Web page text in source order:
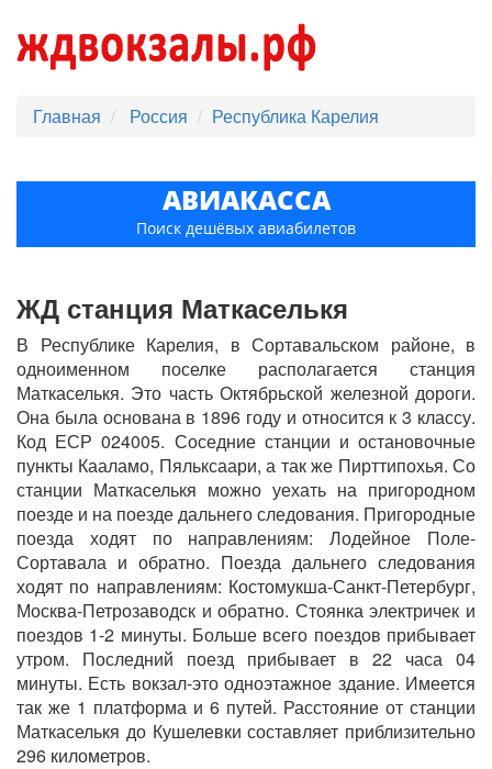
Главная Россия Республика Карелия
АВИАКАССА
Поиск дешёвых авиабилетов
ЖД станция Маткаселькя
В Республике Карелия, в Сортавальском районе, в
одноименном поселке располагается станция
Маткаселькя. Это часть Октябрьской железной дороги.
Она была основана в 1896 году и относится к 3 классу.
Код ЕСР 024005. Соседние станции и остановочные
пункты Кааламо, Пяльксаари, а так же Пирттипохья. Со
станции Маткаселькя можно уехать на пригородном
поезде и на поезде дальнего следования. Пригородные
поезда ходят по направлениям: Лодейное Поле-
Сортавала и обратно. Поезда дальнего следования
ходят по направлениям: Костомукша-Санкт-Петербург,
Москва-Петрозаводск и обратно. Стоянка электричек и
поездов 1-2 минуты. Больше всего поездов прибывает
утром. Последний поезд прибывает в 22 часа 04
минуты. Есть вокзал-это одноэтажное здание. Имеется
так же 1 платформа и 6 путей. Расстояние от станции
Маткаселькя до Кушелевки составляет приблизительно
296 километров.